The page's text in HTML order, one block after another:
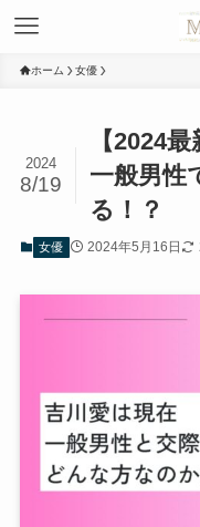
ホーム 女優
【2024
一般男性
る！？
2024
8/19
女優 2024年5月16日